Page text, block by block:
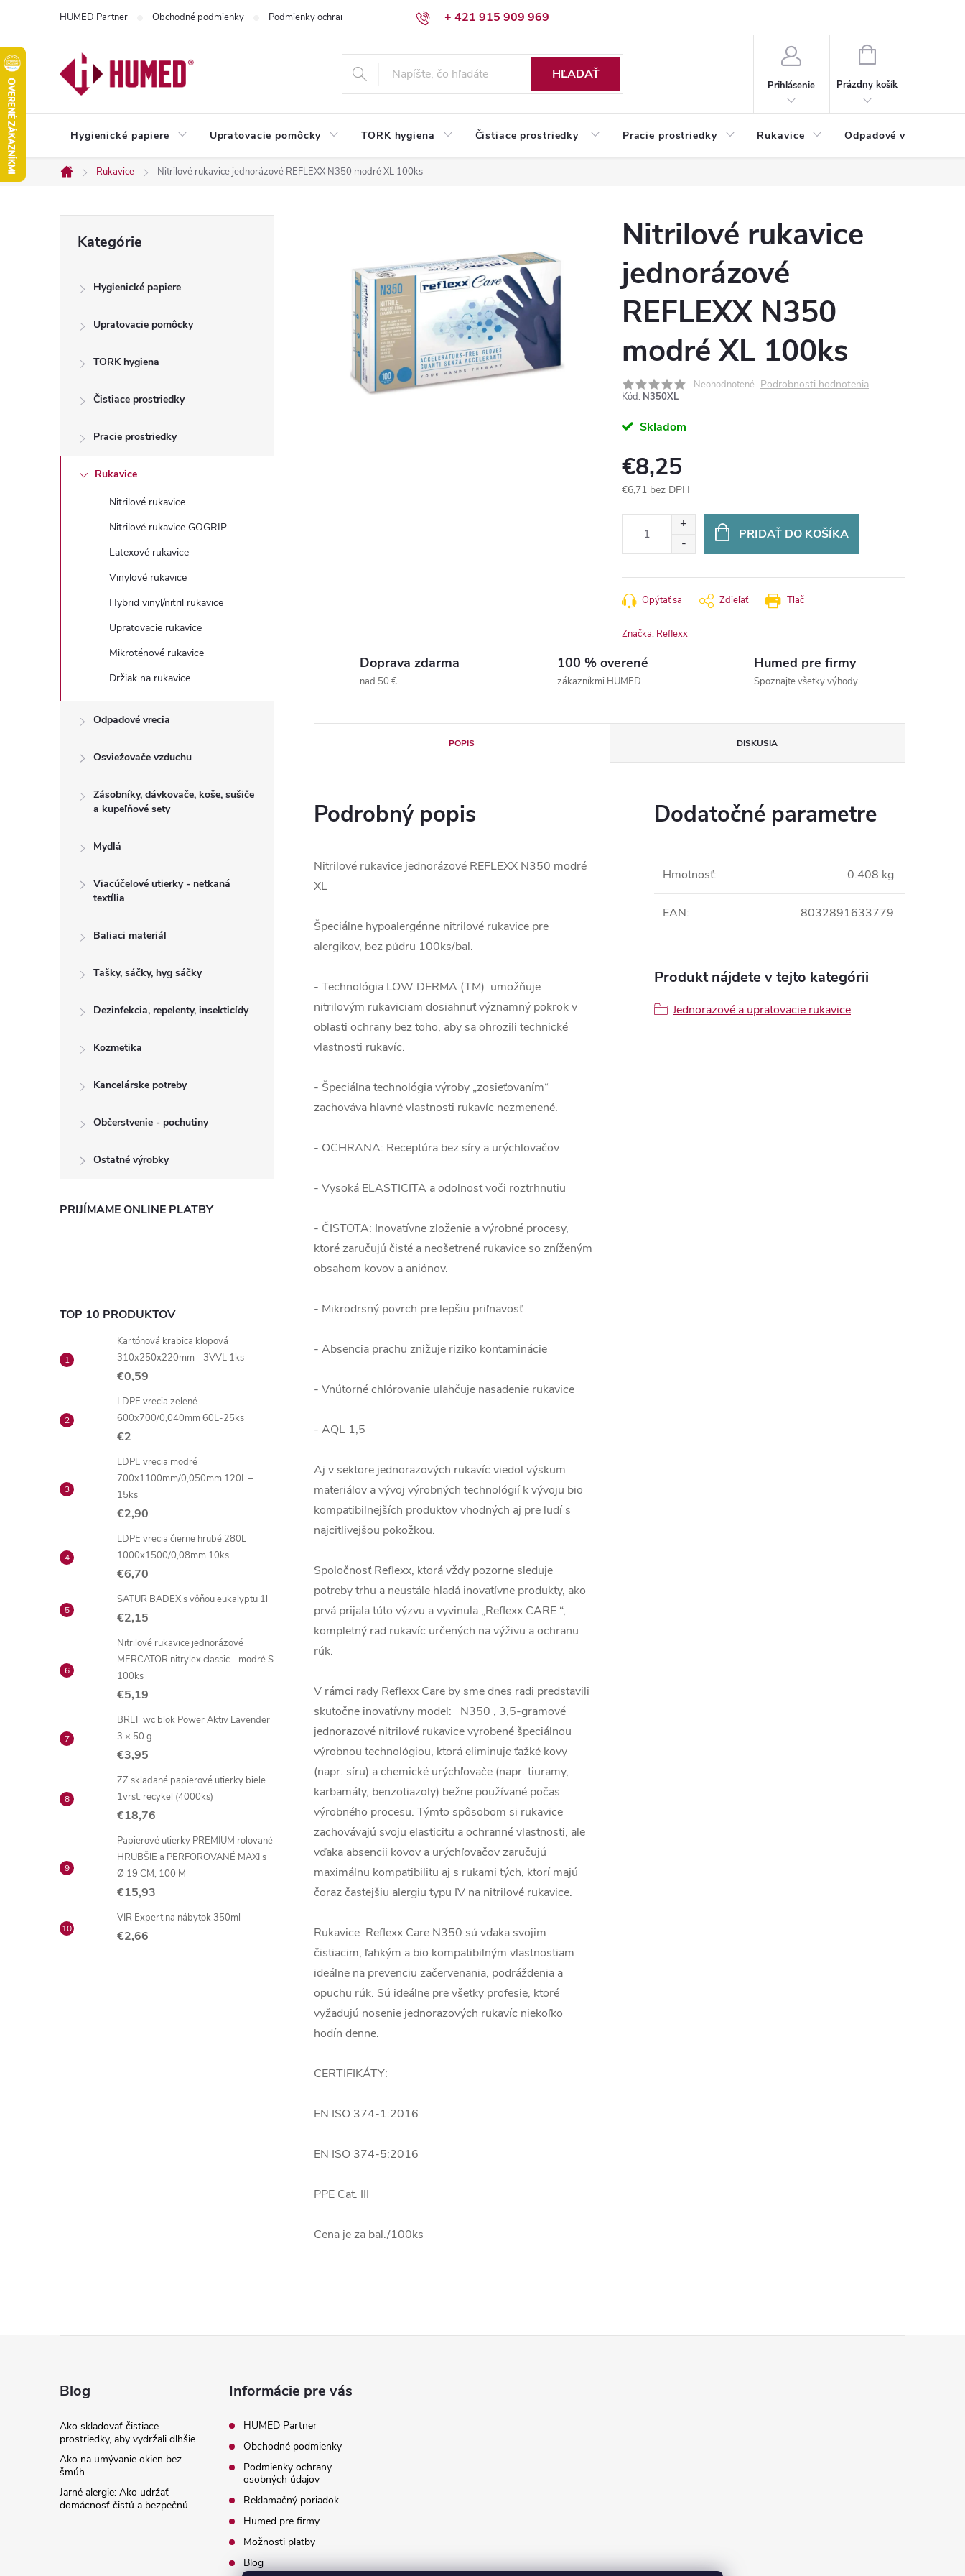
obsah
+ 421 915 909 969
HUMED Partner Obchodné podmienky Podmienky ochrany osobných údajov Reklamačný poriadok
HĽADAŤ
Prihlásenie
NÁKUPNÝ
Prázdny košík
Hygienické papiere Upratovacie pomôcky TORK hygiena Čistiace prostriedky Pracie prostriedky Rukavice Odpadové vrecia
Domov
Rukavice Nitrilové rukavice jednorázové REFLEXX N350 modré XL 100ks
a
kategórie
Kategórie
Hygienické papiere
Upratovacie pomôcky
TORK hygiena
Čistiace prostriedky
Pracie prostriedky
Rukavice
Nitrilové rukavice
Nitrilové rukavice GOGRIP
Latexové rukavice
Vinylové rukavice
Hybrid vinyl/nitril rukavice
Upratovacie rukavice
Mikroténové rukavice
Držiak na rukavice
Odpadové vrecia
Osviežovače vzduchu
Zásobníky, dávkovače, koše, sušiče
a kupeľňové sety
Mydlá
Viacúčelové utierky - netkaná
textília
Baliaci materiál
Tašky, sáčky, hyg sáčky
Dezinfekcia, repelenty, insekticídy
Kozmetika
Kancelárske potreby
Občerstvenie - pochutiny
Ostatné výrobky
PRIJÍMAME ONLINE PLATBY
TOP 10 PRODUKTOV
Kartónová krabica klopová
310x250x220mm - 3VVL 1ks
€0,59
LDPE vrecia zelené
600x700/0,040mm 60L-25ks
€2
LDPE vrecia modré
700x1100mm/0,050mm 120L –
15ks
€2,90
LDPE vrecia čierne hrubé 280L
1000x1500/0,08mm 10ks
€6,70
SATUR BADEX s vôňou eukalyptu 1l
€2,15
Nitrilové rukavice jednorázové
MERCATOR nitrylex classic - modré S
100ks
€5,19
BREF wc blok Power Aktiv Lavender
3 × 50 g
€3,95
ZZ skladané papierové utierky biele
1vrst. recykel (4000ks)
€18,76
Papierové utierky PREMIUM rolované
HRUBŠIE a PERFOROVANÉ MAXI s
Ø 19 CM, 100 M
€15,93
VIR Expert na nábytok 350ml
€2,66
Nitrilové rukavice
jednorázové
REFLEXX N350
modré XL 100ks
Neohodnotené Podrobnosti hodnotenia
Kód: N350XL
Skladom
€8,25
€6,71 bez DPH
PRIDAŤ DO KOŠÍKA
Tlač
Opýtať sa Zdieľať
Značka: Reflexx
Doprava zdarma
nad 50 €
100 % overené
zákazníkmi HUMED
Humed pre firmy
Spoznajte všetky výhody.
POPIS DISKUSIA
Podrobný popis
Nitrilové rukavice jednorázové REFLEXX N350 modré
XL
Špeciálne hypoalergénne nitrilové rukavice pre
alergikov, bez púdru 100ks/bal.
- Technológia LOW DERMA (TM) umožňuje
nitrilovým rukaviciam dosiahnuť významný pokrok v
oblasti ochrany bez toho, aby sa ohrozili technické
vlastnosti rukavíc.
- Špeciálna technológia výroby „zosieťovaním“
zachováva hlavné vlastnosti rukavíc nezmenené.
- OCHRANA: Receptúra ​​bez síry a urýchľovačov
- Vysoká ELASTICITA a odolnosť voči roztrhnutiu
- ČISTOTA: Inovatívne zloženie a výrobné procesy,
ktoré zaručujú čisté a neošetrené rukavice so zníženým
obsahom kovov a aniónov.
- Mikrodrsný povrch pre lepšiu priľnavosť
- Absencia prachu znižuje riziko kontaminácie
- Vnútorné chlórovanie uľahčuje nasadenie rukavice
- AQL 1,5
Aj v sektore jednorazových rukavíc viedol výskum
materiálov a vývoj výrobných technológií k vývoju bio
kompatibilnejších produktov vhodných aj pre ľudí s
najcitlivejšou pokožkou.
Spoločnosť Reflexx, ktorá vždy pozorne sleduje
potreby trhu a neustále hľadá inovatívne produkty, ako
prvá prijala túto výzvu a vyvinula „Reflexx CARE “,
kompletný rad rukavíc určených na výživu a ochranu
rúk.
V rámci rady Reflexx Care by sme dnes radi predstavili
skutočne inovatívny model: N350 , 3,5-gramové
jednorazové nitrilové rukavice vyrobené špeciálnou
výrobnou technológiou, ktorá eliminuje ťažké kovy
(napr. síru) a chemické urýchľovače (napr. tiuramy,
karbamáty, benzotiazoly) bežne používané počas
výrobného procesu. Týmto spôsobom si rukavice
zachovávajú svoju elasticitu a ochranné vlastnosti, ale
vďaka absencii kovov a urýchľovačov zaručujú
maximálnu kompatibilitu aj s rukami tých, ktorí majú
čoraz častejšiu alergiu typu IV na nitrilové rukavice.
Rukavice Reflexx Care N350 sú vďaka svojim
čistiacim, ľahkým a bio kompatibilným vlastnostiam
ideálne na prevenciu začervenania, podráždenia a
opuchu rúk. Sú ideálne pre všetky profesie, ktoré
vyžadujú nosenie jednorazových rukavíc niekoľko
hodín denne.
CERTIFIKÁTY:
EN ISO 374-1:2016
EN ISO 374-5:2016
PPE Cat. III
Cena je za bal./100ks
Dodatočné parametre
Hmotnosť: 0.408 kg
EAN: 8032891633779
Produkt nájdete v tejto kategórii
Jednorazové a upratovacie rukavice
Blog
Ako skladovať čistiace
prostriedky, aby vydržali dlhšie
Ako na umývanie okien bez
šmúh
Jarné alergie: Ako udržať
domácnosť čistú a bezpečnú
Informácie pre vás
HUMED Partner
Obchodné podmienky
Podmienky ochrany
osobných údajov
Reklamačný poriadok
Humed pre firmy
Možnosti platby
Blog